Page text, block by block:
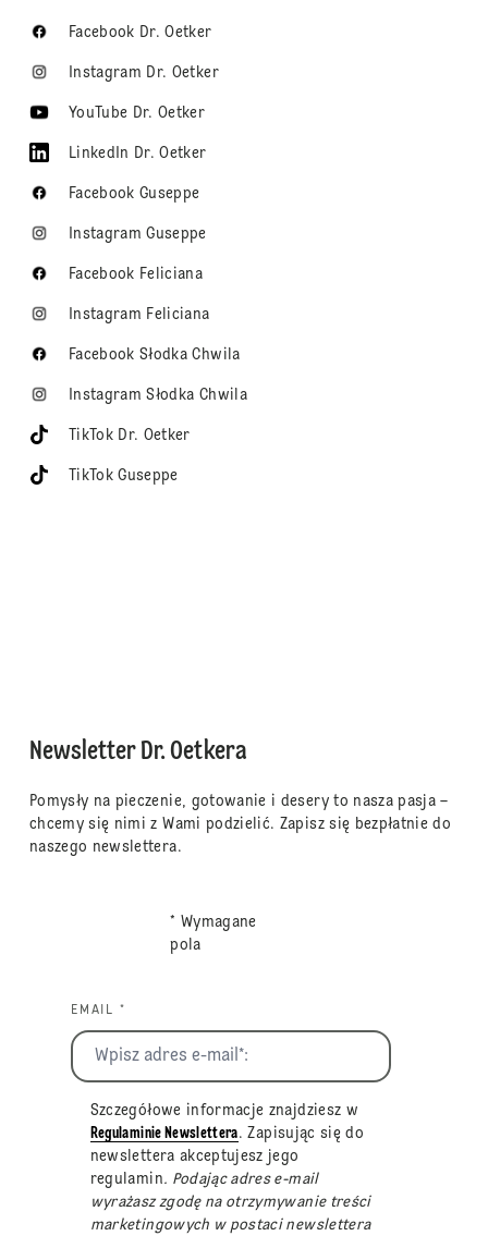
Facebook Dr. Oetker
Instagram Dr. Oetker
YouTube Dr. Oetker
LinkedIn Dr. Oetker
Facebook Guseppe
Instagram Guseppe
Facebook Feliciana
Instagram Feliciana
Facebook Słodka Chwila
Instagram Słodka Chwila
TikTok Dr. Oetker
TikTok Guseppe
Newsletter Dr. Oetkera
Pomysły na pieczenie, gotowanie i desery to nasza pasja –
chcemy się nimi z Wami podzielić. Zapisz się bezpłatnie do
naszego newslettera.
* Wymagane
pola
EMAIL *
Szczegółowe informacje znajdziesz w
Regulaminie Newslettera. Zapisując się do
newslettera akceptujesz jego
regulamin. Podając adres e-mail
wyrażasz zgodę na otrzymywanie treści
marketingowych w postaci newslettera